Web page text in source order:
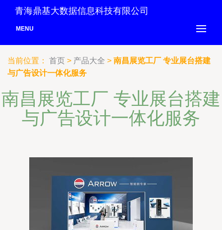
青海鼎基大数据信息科技有限公司
MENU
当前位置： 首页 > 产品大全 > 南昌展览工厂 专业展台搭建
与广告设计一体化服务
南昌展览工厂 专业展台搭建
与广告设计一体化服务